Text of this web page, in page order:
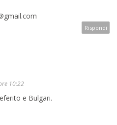
Rispondi
10:22
e Bulgari.